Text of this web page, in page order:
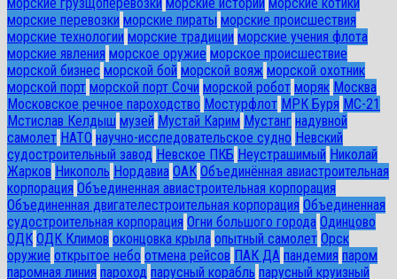
морские грузщоперевозки морские истории морские котики
морские перевозки морские пираты морские происшествия
морские технологии морские традиции морские учения флота
морские явления морское оружие морское происшествие
морской бизнес морской бой морской вояж морской охотник
морской порт морской порт Сочи морской робот моряк Москва
Московское речное пароходство Мостурфлот МРК Буря МС-21
Мстислав Келдыш музей Мустай Карим Мустанг надувной
самолет НАТО научно-исследовательское судно Невский
судостроительный завод Невское ПКБ Неустрашимый Николай
Жарков Никополь Нордавиа ОАК Объединённая авиастроительная
корпорация Объединенная авиастроительная корпорация
Объединенная двигателестроительная корпорация Объединенная
судостроительная корпорация Огни большого города Одинцово
ОДК ОДК Климов оконцовка крыла опытный самолет Орск
оружие открытое небо отмена рейсов ПАК ДА пандемия паром
паромная линия пароход парусный корабль парусный круизный